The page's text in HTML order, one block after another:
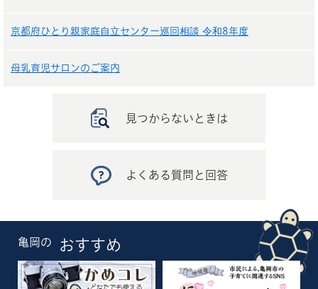
京都府ひとり親家庭自立センター巡回相談 令和8年度
母乳育児サロンのご案内
見つからないときは
よくある質問と回答
亀岡の おすすめ